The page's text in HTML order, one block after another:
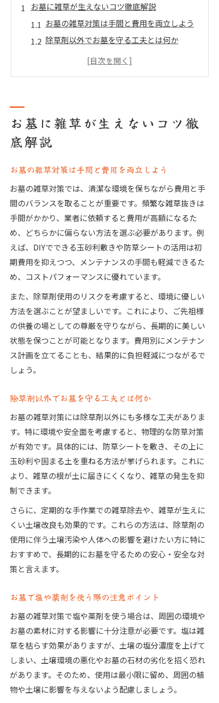
お墓に雑草が生えないコツ徹底解説
お墓の雑草対策は手間と費用を両立しよう
除草剤以外でお墓を守る工夫とは何か
お墓で塩や薬剤を使う際の注意ポイント
お墓の防草シートが効果を発揮する理由
防草シートの敷き方でお墓の雑草対策強化
シート併用で玉砂利のメリットを最大化
防草シート施工でプロとDIYの違いを知る
費用別にみるお墓の雑草対策アイデア
お墓の雑草対策は費用と効果で選択を
防草工事費用とDIYのコスト比較を徹底解説
お墓の雑草対策で出費を抑える工夫と実例
コンクリートや防草シートの費用目安とは
お墓の業者依頼と自力施工の費用差を解説
コンクリートと玉砂利、どちらが最適？
お墓にコンクリート施工の長所と短所
玉砂利敷きでお墓を美しく維持するコツ
お墓の雑草対策で迷うコンクリートと砂利
お金をかけずできるDIY防草方法集
お墓でできる手軽なDIY雑草対策アイデア
コーヒーかすや家庭用品の活用法を解説
お墓のDIY防草はコストと効果で選ぼう
家族でできるお墓の雑草対策の工夫とは
お墓の雑草対策に役立つ道具と選び方
除草剤以外でお墓を守る実践法
お墓の雑草には除草剤を避ける理由
塩を使ったお墓の雑草対策の注意点
草が生えない土の効果的な使い方を解説
お墓の防草シートと土の組み合わせ活用法
お墓に雑草が生えないコツ徹
底解説
お墓の雑草対策は手間と費用を両立しよう
お墓の雑草対策では、清潔な環境を保ちながら費用と手
間のバランスを取ることが重要です。頻繁な雑草抜きは
手間がかかり、業者に依頼すると費用が高額になるた
め、どちらかに偏らない方法を選ぶ必要があります。例
えば、DIYでできる玉砂利敷きや防草シートの活用は初
期費用を抑えつつ、メンテナンスの手間も軽減できるた
め、コストパフォーマンスに優れています。
また、除草剤使用のリスクを考慮すると、環境に優しい
方法を選ぶことが望ましいです。これにより、ご先祖様
の供養の場としての尊厳を守りながら、長期的に美しい
状態を保つことが可能となります。費用別にメンテナン
ス計画を立てることも、結果的に負担軽減につながるで
しょう。
除草剤以外でお墓を守る工夫とは何か
お墓の雑草対策には除草剤以外にも多様な工夫がありま
す。特に環境や安全面を考慮すると、物理的な防草対策
が有効です。具体的には、防草シートを敷き、その上に
玉砂利や固まる土を重ねる方法が挙げられます。これに
より、雑草の根が土に届きにくくなり、雑草の発生を抑
制できます。
さらに、定期的な手作業での雑草除去や、雑草が生えに
くい土壌改良も効果的です。これらの方法は、除草剤の
使用に伴う土壌汚染や人体への影響を避けたい方に特に
おすすめで、長期的にお墓を守るための安心・安全な対
策と言えます。
お墓で塩や薬剤を使う際の注意ポイント
お墓の雑草対策で塩や薬剤を使う場合は、周囲の環境や
お墓の素材に対する影響に十分注意が必要です。塩は雑
草を枯らす効果がありますが、土壌の塩分濃度を上げて
しまい、土壌環境の悪化やお墓の石材の劣化を招く恐れ
があります。そのため、使用は最小限に留め、周囲の植
物や土壌に影響を与えないよう配慮しましょう。